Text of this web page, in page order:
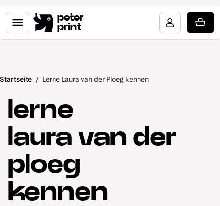
peter
print
Startseite / Lerne Laura van der Ploeg kennen
lerne
laura van der
ploeg
kennen